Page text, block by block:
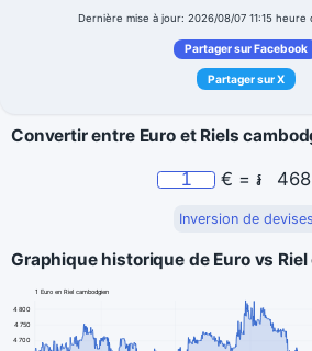
Dernière mise à jour: 2026/08/07 11:15 heure
Partager sur Facebook
Partager sur X
Convertir entre Euro et Riels
€ = ៛
Inversion de devises
Graphique historique de Euro vs
4 700
4 750
4 800
1 Euro en Riel cambodgien